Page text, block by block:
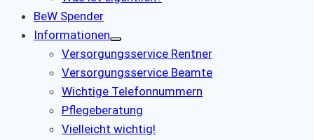
BeW Spender
Informationen
Versorgungsservice Rentner
Versorgungsservice Beamte
Wichtige Telefonnummern
Pflegeberatung
Vielleicht wichtig!